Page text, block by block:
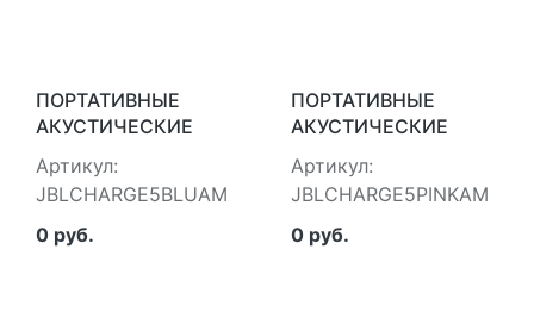
ПОРТАТИВНЫЕ
АКУСТИЧЕСКИЕ
СИСТЕМЫ JBL
JBLCHARGE5BLUAM
Артикул:
JBLCHARGE5BLUAM
0 руб.
ПОРТАТИВНЫЕ
АКУСТИЧЕСКИЕ
СИСТЕМЫ JBL
JBLCHARGE5PINKAM
Артикул:
JBLCHARGE5PINKAM
0 руб.